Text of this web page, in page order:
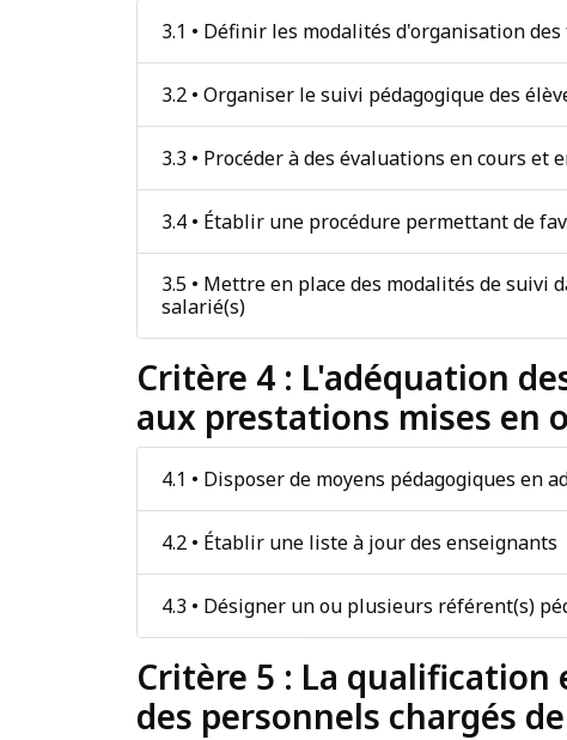
3.1 • Définir les modalités d'organisation
3.2 • Organiser le suivi pédagogique des
3.3 • Procéder à des évaluations en cours et
3.4 • Établir une procédure permettant de
3.5 • Mettre en place des modalités de
salarié(s)
Critère 4 : L'adéquation
aux prestations mises en
4.1 • Disposer de moyens pédagogiques en
4.2 • Établir une liste à jour des enseignants
4.3 • Désigner un ou plusieurs référent(s)
Critère 5 : La qualification
des personnels chargés